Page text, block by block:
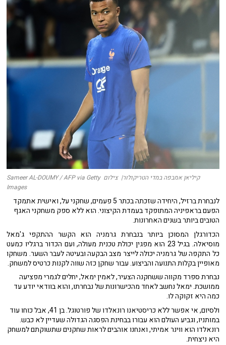
קיליאן אמבפה במדי הטריקולור| צילום Sameer AL-DOUMY / AFP via Getty
Images
לנבחרת ברזיל, היחידה שזכתה בכתר 5 פעמים, שחקני על, ואישית אתמקד
הפעם בראפיניה המתופקד בעמדת הקיצוני. הוא ללא ספק משחקני האגף
הטובים ביותר בשנים האחרונות.
הכדורגלן המסוכן ביותר בנבחרת גרמניה הוא הקשר ההתקפי ג'מאל
מוסיאלה. בגיל 23 הוא מפגין יכולת טכנית מעולה, ועם הכדור ברגליו כמעט
כל התקפה של גרמניה יכולה לייצר מצב הבקעה ובעיטה לעבר השער. משחקו
מאופיין בקלות התנועה והביצוע. עבור שחקן כזה שווה לקנות כרטיס למשחק.
נבחרת ספרד מקווה ששחקנה הצעיר, לאמין ימאל, יחלים לגמרי מפציעה
ממושכת. ימאל נחשב לאחד מהכישרונות של נבחרתו, והוא בוודאי יודע עד
כמה היא זקוקה לו.
ולסיום, אי אפשר ללא כריסטיאנו רונאלדו של פורטוגל. בן 41, אבל כוחו עוד
במותניו, וגביע העולם הוא עבורו בבחינת הפסגה הגדולה שעדיין לא כבש.
רונאלדו הוא ווינר אמיתי, ואנחנו אוהבים לראות שחקנים שתשוקתם למשחק
היא ניצחית.